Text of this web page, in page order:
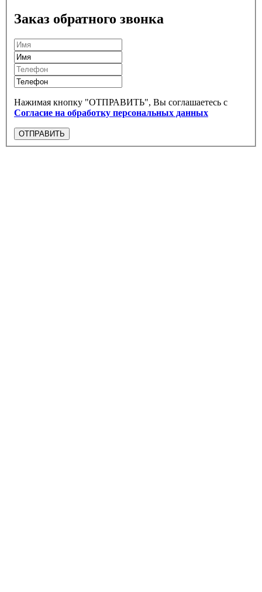
Заказ обратного звонка
Нажимая кнопку "ОТПРАВИТЬ", Вы соглашаетесь с
Согласие на обработку персональных данных
ОТПРАВИТЬ